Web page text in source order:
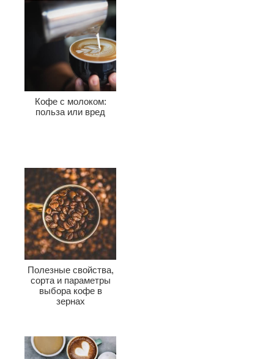
Кофе с молоком:
польза или вред
Полезные свойства,
сорта и параметры
выбора кофе в
зернах